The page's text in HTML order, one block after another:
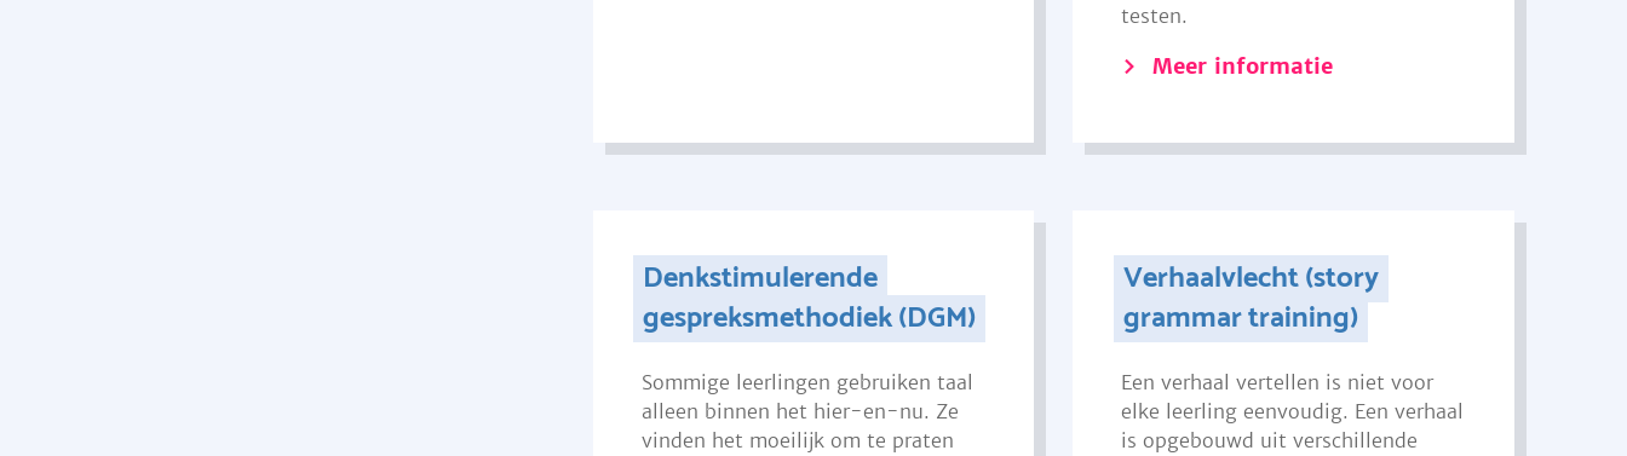
testen.
Meer informatie
Denkstimulerende
gespreksmethodiek (DGM)
Sommige leerlingen gebruiken taal
alleen binnen het hier-en-nu. Ze
vinden het moeilijk om te praten
Verhaalvlecht (story
grammar training)
Een verhaal vertellen is niet voor
elke leerling eenvoudig. Een verhaal
is opgebouwd uit verschillende